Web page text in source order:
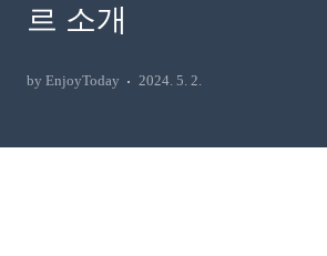
르 소개
by EnjoyToday 2024. 5. 2.